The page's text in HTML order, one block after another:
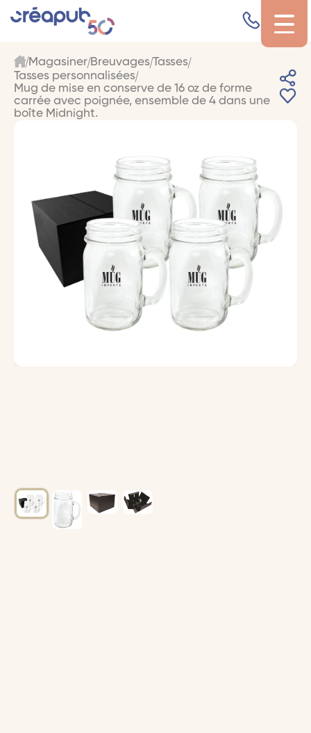
Magasiner Breuvages Tasses
Tasses personnalisées
Mug de mise en conserve de 16 oz de forme
carrée avec poignée, ensemble de 4 dans une
boîte Midnight.